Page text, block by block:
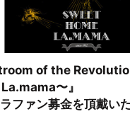
of the
〜』
ファン募金を頂戴い